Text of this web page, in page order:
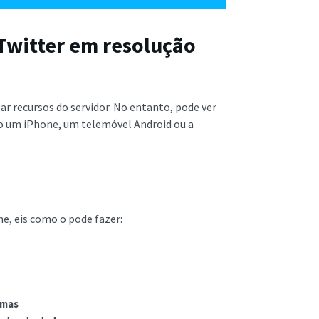
em resolução
recursos do servidor. No entanto, pode ver
iPhone, um telemóvel Android ou a
eis como o pode fazer: